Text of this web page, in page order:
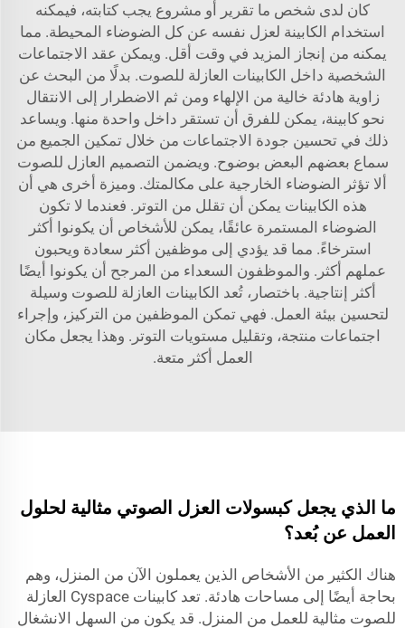
كان لدى شخص ما تقرير أو مشروع يجب كتابته، فيمكنه
استخدام الكابينة لعزل نفسه عن كل الضوضاء المحيطة. مما
يمكنه من إنجاز المزيد في وقت أقل. ويمكن عقد الاجتماعات
الشخصية داخل الكابينات العازلة للصوت. بدلًا من البحث عن
زاوية هادئة خالية من الإلهاء ومن ثم الاضطرار إلى الانتقال
نحو كابينة، يمكن للفرق أن تستقر داخل واحدة منها. ويساعد
ذلك في تحسين جودة الاجتماعات من خلال تمكين الجميع من
سماع بعضهم البعض بوضوح. ويضمن التصميم العازل للصوت
ألا تؤثر الضوضاء الخارجية على مكالمتك. وميزة أخرى هي أن
هذه الكابينات يمكن أن تقلل من التوتر. فعندما لا تكون
الضوضاء المستمرة عائقًا، يمكن للأشخاص أن يكونوا أكثر
استرخاءً. مما قد يؤدي إلى موظفين أكثر سعادة ويحبون
عملهم أكثر. والموظفون السعداء من المرجح أن يكونوا أيضًا
أكثر إنتاجية. باختصار، تُعد الكابينات العازلة للصوت وسيلة
لتحسين بيئة العمل. فهي تمكن الموظفين من التركيز، وإجراء
اجتماعات منتجة، وتقليل مستويات التوتر. وهذا يجعل مكان
العمل أكثر متعة.
ما الذي يجعل كبسولات العزل الصوتي مثالية لحلول
العمل عن بُعد؟
هناك الكثير من الأشخاص الذين يعملون الآن من المنزل، وهم
بحاجة أيضًا إلى مساحات هادئة. تعد كابينات Cyspace العازلة
للصوت مثالية للعمل من المنزل. قد يكون من السهل الانشغال